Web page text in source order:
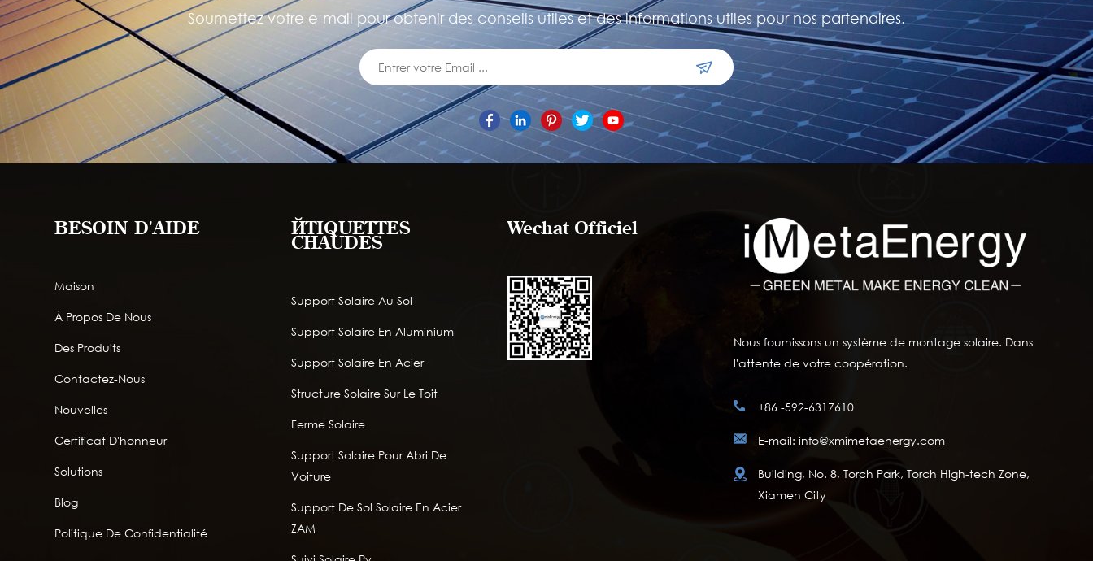
Soumettez votre e-mail pour obtenir des conseils utiles et des informations utiles pour nos partenaires.
BESOIN D'AIDE
Maison
À Propos De Nous
Des Produits
Contactez-Nous
Nouvelles
Certificat D'honneur
Solutions
Blog
Politique De Confidentialité
ÉTIQUETTES
CHAUDES
Support Solaire Au Sol
Support Solaire En Aluminium
Support Solaire En Acier
Structure Solaire Sur Le Toit
Ferme Solaire
Support Solaire Pour Abri De
Voiture
Support De Sol Solaire En Acier
ZAM
Wechat Officiel
Nous fournissons un système de montage solaire. Dans
l'attente de votre coopération.
+86 -592-6317610
E-mail: info@xmimetaenergy.com
Building, No. 8, Torch Park, Torch High-tech Zone,
Xiamen City